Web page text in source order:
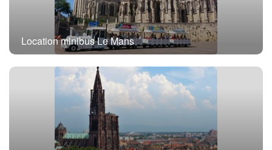
Location minibus Le Mans